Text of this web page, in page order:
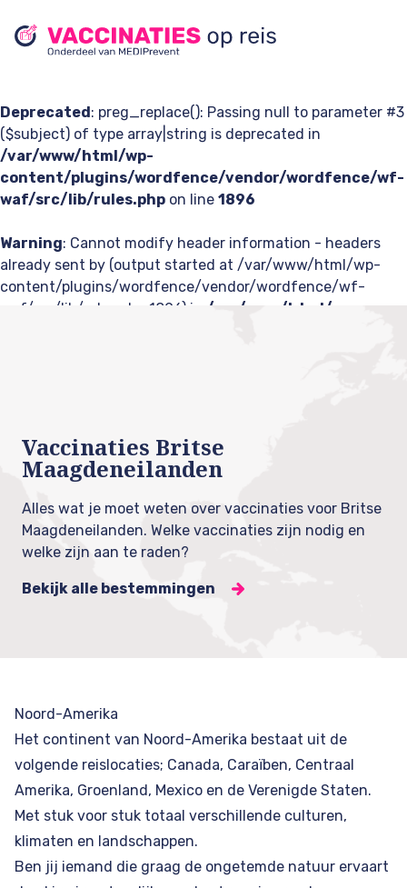
Deprecated: preg_replace(): Passing null to parameter #3
($subject) of type array|string is deprecated in
/var/www/html/wp-
content/plugins/wordfence/vendor/wordfence/wf-
waf/src/lib/rules.php on line 1896
Warning: Cannot modify header information - headers
already sent by (output started at /var/www/html/wp-
content/plugins/wordfence/vendor/wordfence/wf-
waf/src/lib/rules.php:1896) in
/var/www/html/wp-
Vaccinaties Britse
Maagdeneilanden
Alles wat je moet weten over vaccinaties voor Britse
Maagdeneilanden. Welke vaccinaties zijn nodig en
welke zijn aan te raden?
Bekijk alle bestemmingen
Noord-Amerika
Het continent van Noord-Amerika bestaat uit de
volgende reislocaties; Canada, Caraïben, Centraal
Amerika, Groenland, Mexico en de Verenigde Staten.
Met stuk voor stuk totaal verschillende culturen,
klimaten en landschappen.
Ben jij iemand die graag de ongetemde natuur ervaart